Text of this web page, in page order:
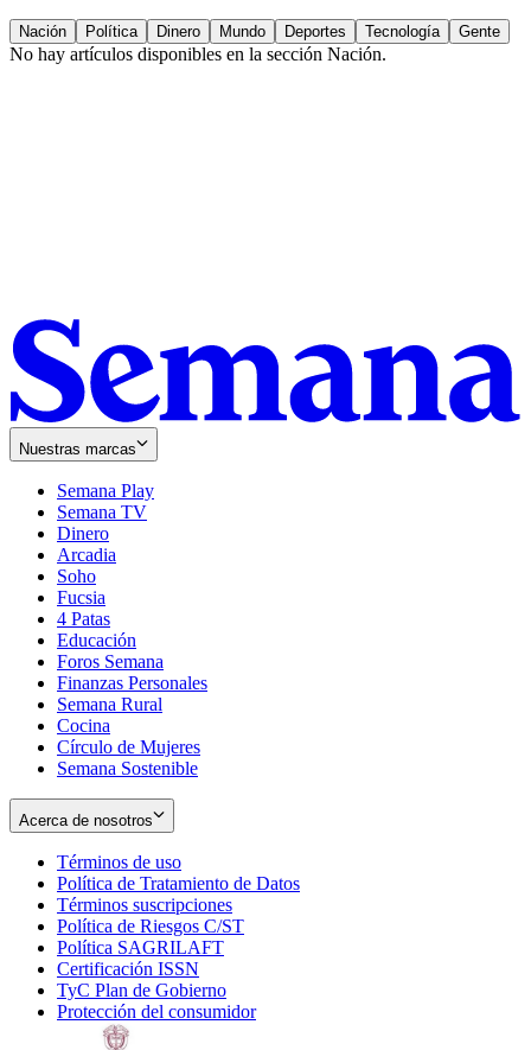
Nación Política Dinero Mundo Deportes Tecnología Gente
No hay artículos disponibles en la sección Nación.
Nuestras marcas
Semana Play
Semana TV
Dinero
Arcadia
Soho
in
new
window
Fucsia
in
new
window
4 Patas
Educación
Foros Semana
Finanzas Personales
Semana Rural
Cocina
Círculo de Mujeres
Semana Sostenible
Acerca de nosotros
Términos de uso
in
new
window
Política de Tratamiento de Datos
Términos suscripciones
in
Política de Riesgos C/ST
Política SAGRILAFT
new
window
Certificación ISSN
in
new
TyC Plan de Gobierno
in
Protección del consumidorOpens